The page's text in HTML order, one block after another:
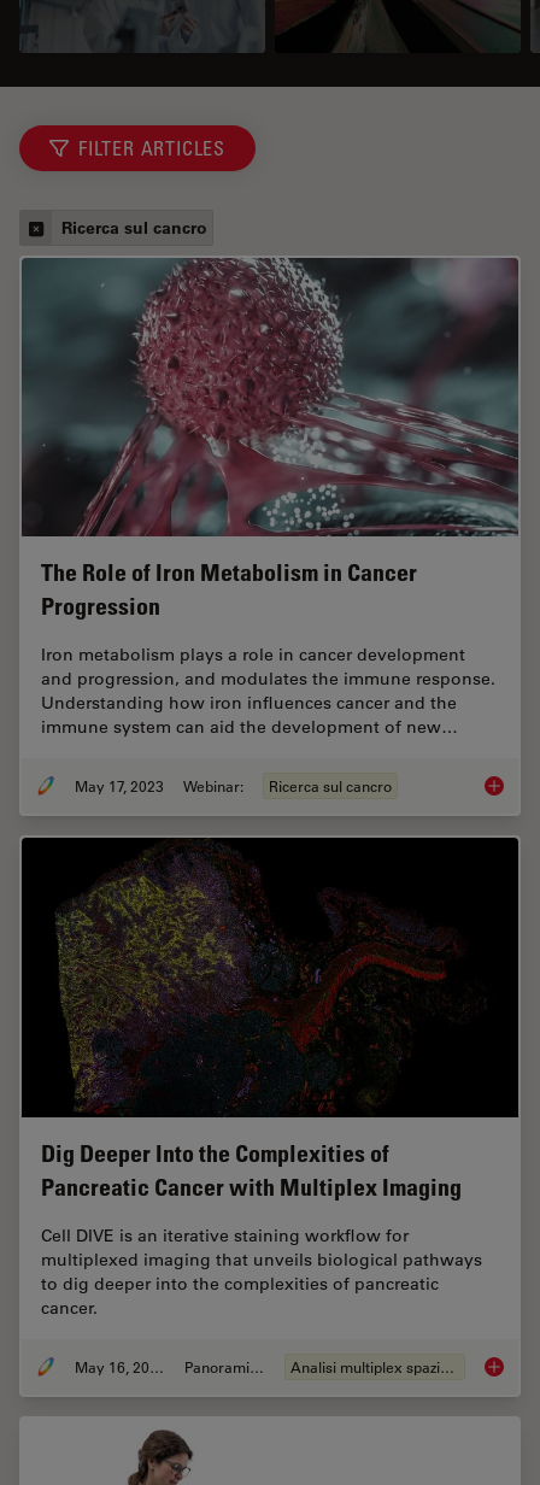
FILTER ARTICLES
Ricerca sul cancro
The Role of Iron Metabolism in Cancer
Progression
Iron metabolism plays a role in cancer development
and progression, and modulates the immune response.
Understanding how iron influences cancer and the
immune system can aid the development of new…
May 17, 2023 Webinar: Ricerca sul cancro The
Dig Deeper Into the Complexities of
Pancreatic Cancer with Multiplex Imaging
Cell DIVE is an iterative staining workflow for
multiplexed imaging that unveils biological pathways
to dig deeper into the complexities of pancreatic
cancer.
May 16, 2023 Panoramica Analisi multiplex spaziale Dig